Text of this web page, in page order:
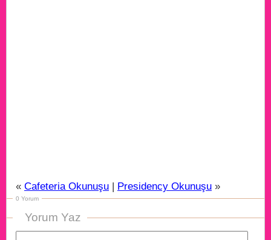
« Cafeteria Okunuşu | Presidency Okunuşu »
0 Yorum
Yorum Yaz